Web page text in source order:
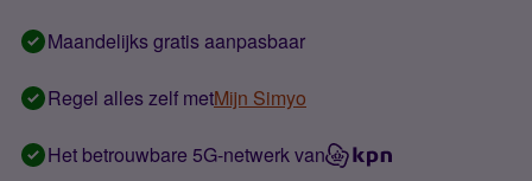
Maandelijks gratis aanpasbaar
Regel alles zelf metMijn Simyo
Het betrouwbare 5G-netwerk van